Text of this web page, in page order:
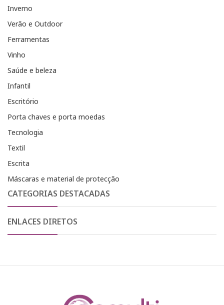
Inverno
Verão e Outdoor
Ferramentas
Vinho
Saúde e beleza
Infantil
Escritório
Porta chaves e porta moedas
Tecnologia
Textil
Escrita
Máscaras e material de protecção
CATEGORIAS DESTACADAS
ENLACES DIRETOS